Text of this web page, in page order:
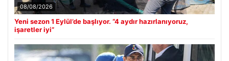
08/08/2026
Yeni sezon 1 Eylül’de başlıyor. “4 aydır hazırlanıyoruz,
işaretler iyi”